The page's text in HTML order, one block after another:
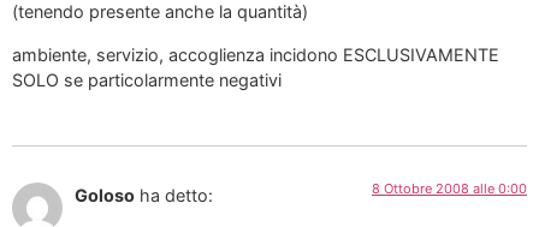
(tenendo presente anche la quantità)
ambiente, servizio, accoglienza incidono ESCLUSIVAMENTE
SOLO se particolarmente negativi
Goloso ha detto: 8 Ottobre 2008 alle 0:00